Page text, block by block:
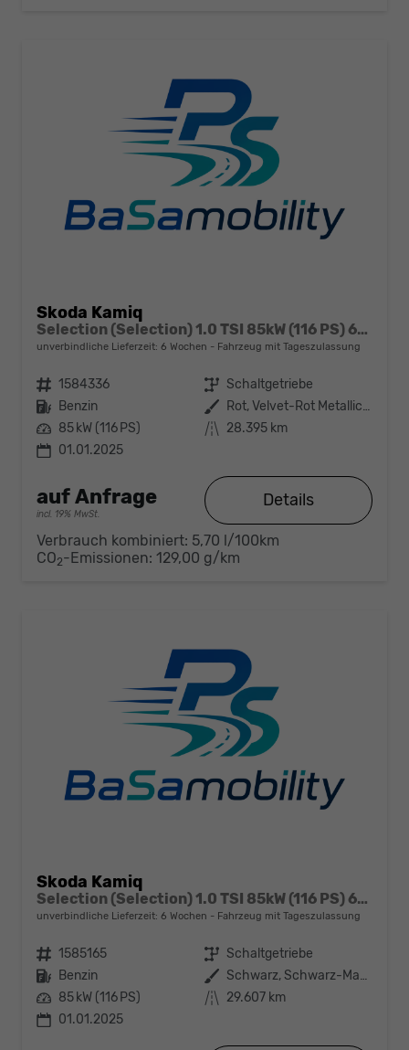
Skoda Kamiq
Selection (Selection) 1.0 TSI 85kW (116 PS) 6-Gang Schaltgetriebe
unverbindliche Lieferzeit: 6 Wochen Fahrzeug mit Tageszulassung
Fahrzeugnr. 1584336 Getriebe Schaltgetriebe
Kraftstoff Benzin Außenfarbe
Rot, Velvet-Rot Metallic (K1)
Leistung 85 kW (116 PS) Kilometerstand 28.395 km
01.01.2025
auf Anfrage
incl. 19% MwSt.
Details
Verbrauch kombiniert: 5,70 l/100km
CO2-Emissionen: 129,00 g/km
Skoda Kamiq
Selection (Selection) 1.0 TSI 85kW (116 PS) 6-Gang Schaltgetriebe
unverbindliche Lieferzeit: 6 Wochen Fahrzeug mit Tageszulassung
Fahrzeugnr. 1585165 Getriebe Schaltgetriebe
Kraftstoff Benzin Außenfarbe
Schwarz, Schwarz-Magic Perleffekt (1Z)
Leistung 85 kW (116 PS) Kilometerstand 29.607 km
01.01.2025